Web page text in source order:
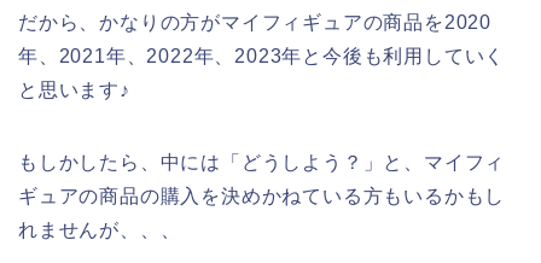
だから、かなりの方がマイフィギュアの商品を2020
年、2021年、2022年、2023年と今後も利用していく
と思います♪
もしかしたら、中には「どうしよう？」と、マイフィ
ギュアの商品の購入を決めかねている方もいるかもし
れませんが、、、